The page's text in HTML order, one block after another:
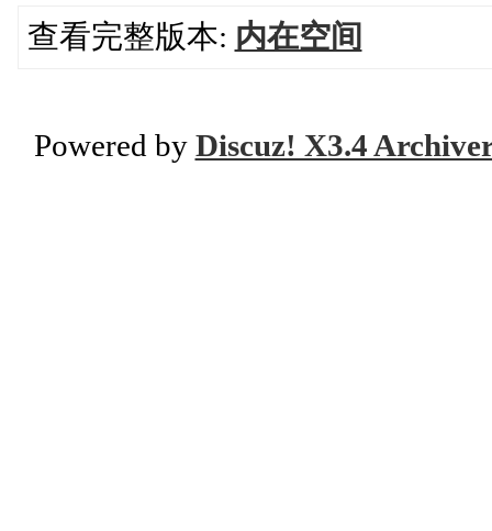
查看完整版本: 内在空间
Powered by Discuz! X3.4